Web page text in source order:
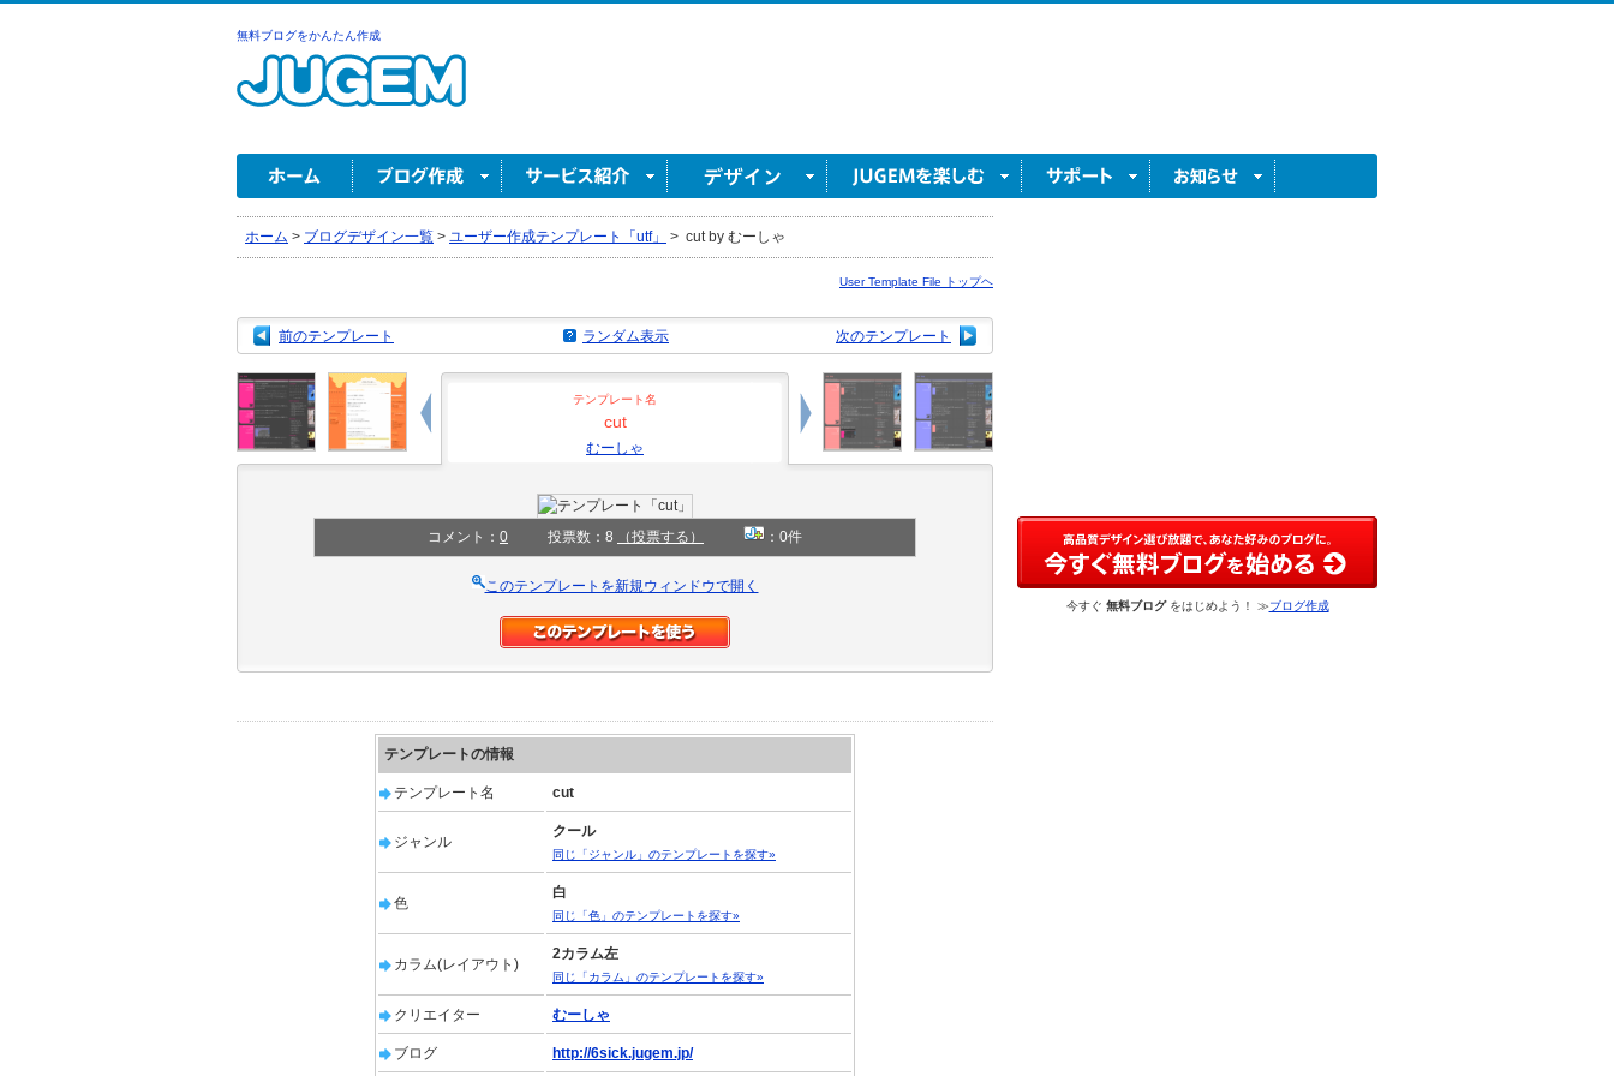
無料ブログをかんたん作成
ホーム > ブログデザイン一覧 > ユーザー作成テンプレート「utf」 > cut by むーしゃ
User Template File トップヘ
前のテンプレート 次のテンプレート
ランダム表示
テンプレート名
cut
むーしゃ
コメント： 0 投票数：8 （投票する） ：0件
このテンプレートを新規ウィンドウで開く
テンプレートの情報
テンプレート名 cut
ジャンル
クール
同じ「ジャンル」のテンプレートを探す»
色
白
同じ「色」のテンプレートを探す»
カラム(レイアウト)
2カラム左
同じ「カラム」のテンプレートを探す»
クリエイター むーしゃ
ブログ http://6sick.jugem.jp/
今すぐ 無料ブログをはじめよう！ ≫ブログ作成